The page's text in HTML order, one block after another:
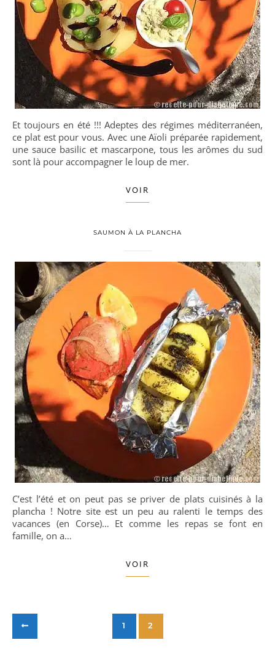
Et toujours en été !!! Adeptes des régimes méditerranéen,
ce plat est pour vous. Avec une Aïoli préparée rapidement,
une sauce basilic et mascarpone, tous les arômes du sud
sont là pour accompagner le loup de mer.
VOIR
SAUMON À LA PLANCHA
C’est l’été et on peut pas se priver de plats cuisinés à la
plancha ! Notre site est un peu au ralenti le temps des
vacances (en Corse)… Et comme les repas se font en
famille, on a…
VOIR
1 2